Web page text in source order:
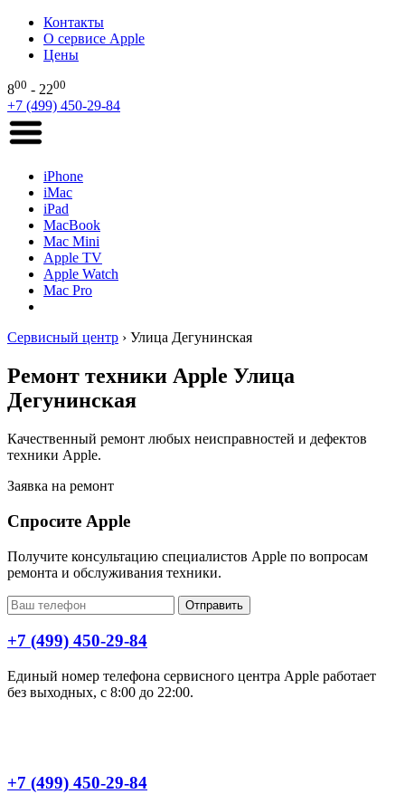
Контакты
О сервисе Apple
Цены
800 - 2200
+7 (499) 450-29-84
iPhone
iMac
iPad
MacBook
Mac Mini
Apple TV
Apple Watch
Mac Pro
Сервисный центр › Улица Дегунинская
Ремонт техники Apple Улица
Дегунинская
Качественный ремонт любых неисправностей и дефектов
техники Apple.
Заявка на ремонт
Спросите Apple
Получите консультацию специалистов Apple по вопросам
ремонта и обслуживания техники.
Отправить
+7 (499) 450-29-84
Единый номер телефона сервисного центра Apple работает
без выходных, с 8:00 до 22:00.
+7 (499) 450-29-84